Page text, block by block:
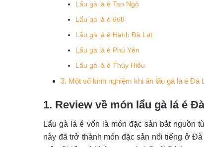
Lẩu gà lá é Tao Ngộ
Lẩu gà lá é 668
Lẩu gà lá é Hạnh Đà Lạt
Lẩu gà lá é Phú Yên
Lẩu gà lá é Thúy Hiếu
3. Một số kinh nghiệm khi ăn lẩu gà lá é Đà
1. Review về món lẩu gà lá é
Lẩu gà lá é vốn là món đặc sản bắt nguồn
này đã trở thành món đặc sản nổi tiếng ở